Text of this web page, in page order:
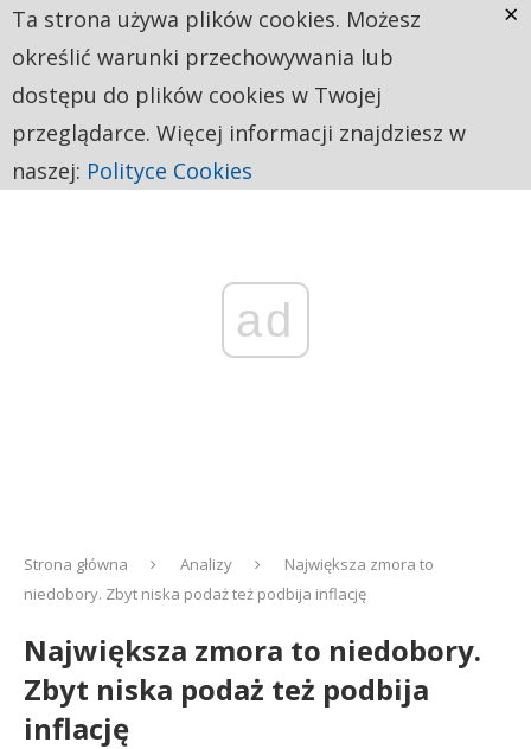
ad
Strona główna Analizy
Największa zmora to
niedobory. Zbyt niska podaż też podbija inflację
Największa zmora to niedobory.
Zbyt niska podaż też podbija
inflację
Ta strona używa plików cookies. Możesz
określić warunki przechowywania lub
dostępu do plików cookies w Twojej
przeglądarce. Więcej informacji znajdziesz w
naszej: Polityce Cookies
×